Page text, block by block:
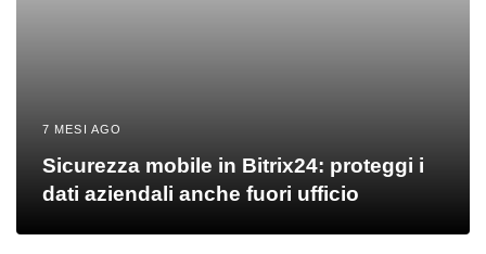
7 MESI AGO
Sicurezza mobile in Bitrix24: proteggi i
dati aziendali anche fuori ufficio